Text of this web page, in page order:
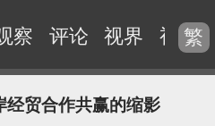
察 评论 视界 视频
繁
经贸合作共赢的缩影